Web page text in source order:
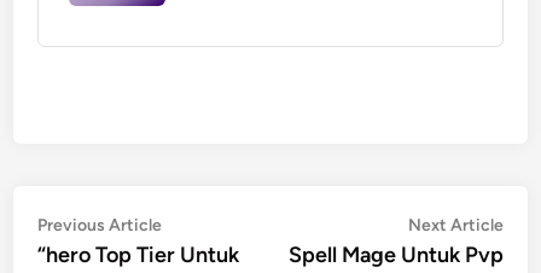
Post
navigation
Previous ArticlePrevious
article:
“hero Top Tier Untuk
Next Article
Spell Mage Untuk Pvp